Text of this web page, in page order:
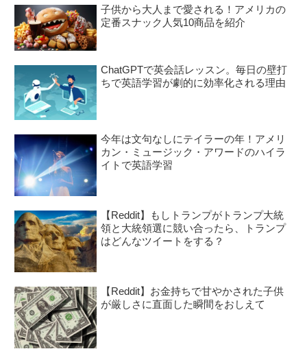
子供から大人まで愛される！アメリカの
定番スナック人気10商品を紹介
ChatGPTで英会話レッスン。毎日の壁打
ちで英語学習が劇的に効率化される理由
今年は文句なしにテイラーの年！アメリ
カン・ミュージック・アワードのハイラ
イトで英語学習
【Reddit】もしトランプがトランプ大統
領と大統領選に競い合ったら、トランプ
はどんなツイートをする？
【Reddit】お金持ちで甘やかされた子供
が厳しさに直面した瞬間をおしえて